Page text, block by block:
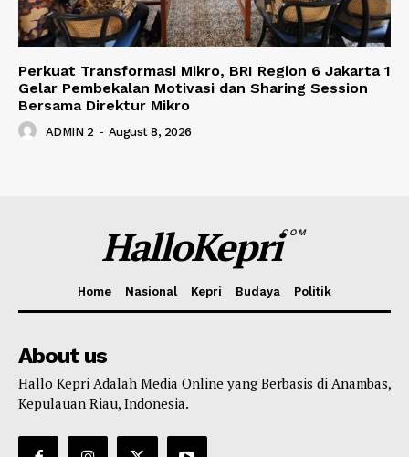
Perkuat Transformasi Mikro, BRI Region 6 Jakarta 1
Gelar Pembekalan Motivasi dan Sharing Session
Bersama Direktur Mikro
ADMIN 2 - August 8, 2026
HalloKepriCOM
Home Nasional Kepri Budaya Politik
About us
Hallo Kepri Adalah Media Online yang Berbasis di Anambas,
Kepulauan Riau, Indonesia.